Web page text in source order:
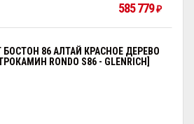
585 779₽
86 АЛТАЙ КРАСНОЕ ДЕРЕВО
RONDO S86 - GLENRICH]